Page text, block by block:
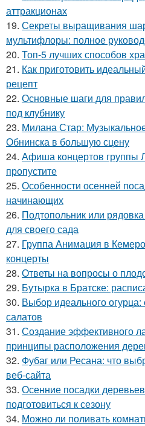
аттракционах
19. Секреты выращивания
мультифлоры: полное
20. Топ-5 лучших способов
21. Как приготовить
рецепт
22. Основные шаги для
под клубнику
23. Милана Стар:
Обнинска в большую сцену
24. Афиша концертов группы
пропустите
25. Особенности осенней
начинающих
26. Подтопольник или
для своего сада
27. Группа Анимация в
концерты
28. Ответы на вопросы о
29. Бутырка в Братске:
30. Выбор идеального огурца:
салатов
31. Создание эффективного
принципы расположения
32. Фубаг или Ресана: что
веб-сайта
33. Осенние посадки
подготовиться к сезону
34. Можно ли поливать